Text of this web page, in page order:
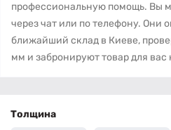
профессиональную помощь. Вы
через чат или по телефону. Они
ближайший склад в Киеве,
мм и забронируют товар для вас
Толщина